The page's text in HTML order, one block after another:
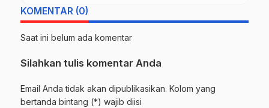
KOMENTAR (0)
Saat ini belum ada komentar
Silahkan tulis komentar Anda
Email Anda tidak akan dipublikasikan. Kolom yang
bertanda bintang (*) wajib diisi